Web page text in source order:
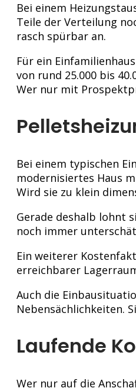
Bei einem
Teile der Verteilung
rasch spürbar an.
Für ein
von rund 25.000 bis
Wer nur mit
Bei einem typischen
modernisiertes Haus
Wird sie zu klein
Gerade deshalb lohnt
noch immer
Ein weiterer
erreichbarer
Auch die
Nebensächlichkeiten.
Laufende
Wer nur auf die